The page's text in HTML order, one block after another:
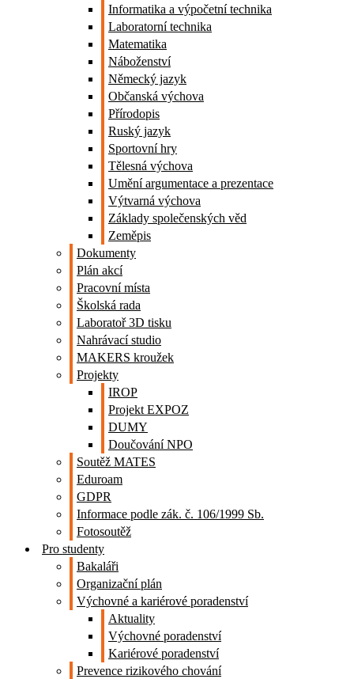
Informatika a výpočetní technika
Laboratorní technika
Matematika
Náboženství
Německý jazyk
Občanská výchova
Přírodopis
Ruský jazyk
Sportovní hry
Tělesná výchova
Umění argumentace a prezentace
Výtvarná výchova
Základy společenských věd
Zeměpis
Dokumenty
Plán akcí
Pracovní místa
Školská rada
Laboratoř 3D tisku
Nahrávací studio
MAKERS kroužek
Projekty
IROP
Projekt EXPOZ
DUMY
Doučování NPO
Soutěž MATES
Eduroam
GDPR
Informace podle zák. č. 106/1999 Sb.
Fotosoutěž
Pro studenty
Bakaláři
Organizační plán
Výchovné a kariérové poradenství
Aktuality
Výchovné poradenství
Kariérové poradenství
Prevence rizikového chování